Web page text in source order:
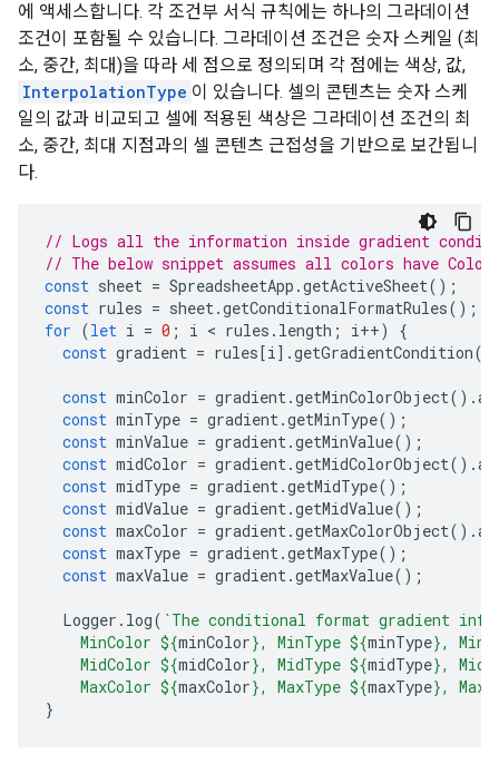
에 액세스합니다. 각 조건부 서식 규칙에는 하나의 그라데이션
조건이 포함될 수 있습니다. 그라데이션 조건은 숫자 스케일 (최
소, 중간, 최대)을 따라 세 점으로 정의되며 각 점에는 색상, 값,
InterpolationType 이 있습니다. 셀의 콘텐츠는 숫자 스케
일의 값과 비교되고 셀에 적용된 색상은 그라데이션 조건의 최
소, 중간, 최대 지점과의 셀 콘텐츠 근접성을 기반으로 보간됩니
다.
// Logs all the information inside gradient
// The below snippet assumes all colors have
const sheet = SpreadsheetApp .getActiveSheet();
const rules = sheet.getConditionalFormatRules();
for (let i = 0 ; i < rules . length ; i++)
{
const gradient = rules[i].getGradientCondition
const minColor = gradient.getMinColorObject().
const minType = gradient.getMinType();
const minValue = gradient.getMinValue();
const midColor = gradient.getMidColorObject().
const midType = gradient.getMidType();
const midValue = gradient.getMidValue();
const maxColor = gradient.getMaxColorObject().
const maxType = gradient.getMaxType();
const maxValue = gradient.getMaxValue();
Logger . log( `The conditional format gradient
    MinColor
${minColor}, MinType ${minType},
    MidColor
${midColor}, MidType ${midType},
    MaxColor
${maxColor}, MaxType ${maxType},
}